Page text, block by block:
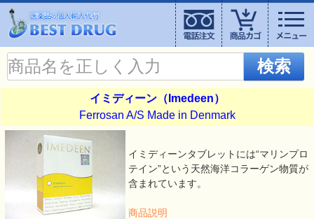
検索
イミディーン（Imedeen）
Ferrosan A/S Made in Denmark
イミディーンタブレットには“マリンプロ
テイン”という天然海洋コラーゲン物質が
含まれています。
商品説明